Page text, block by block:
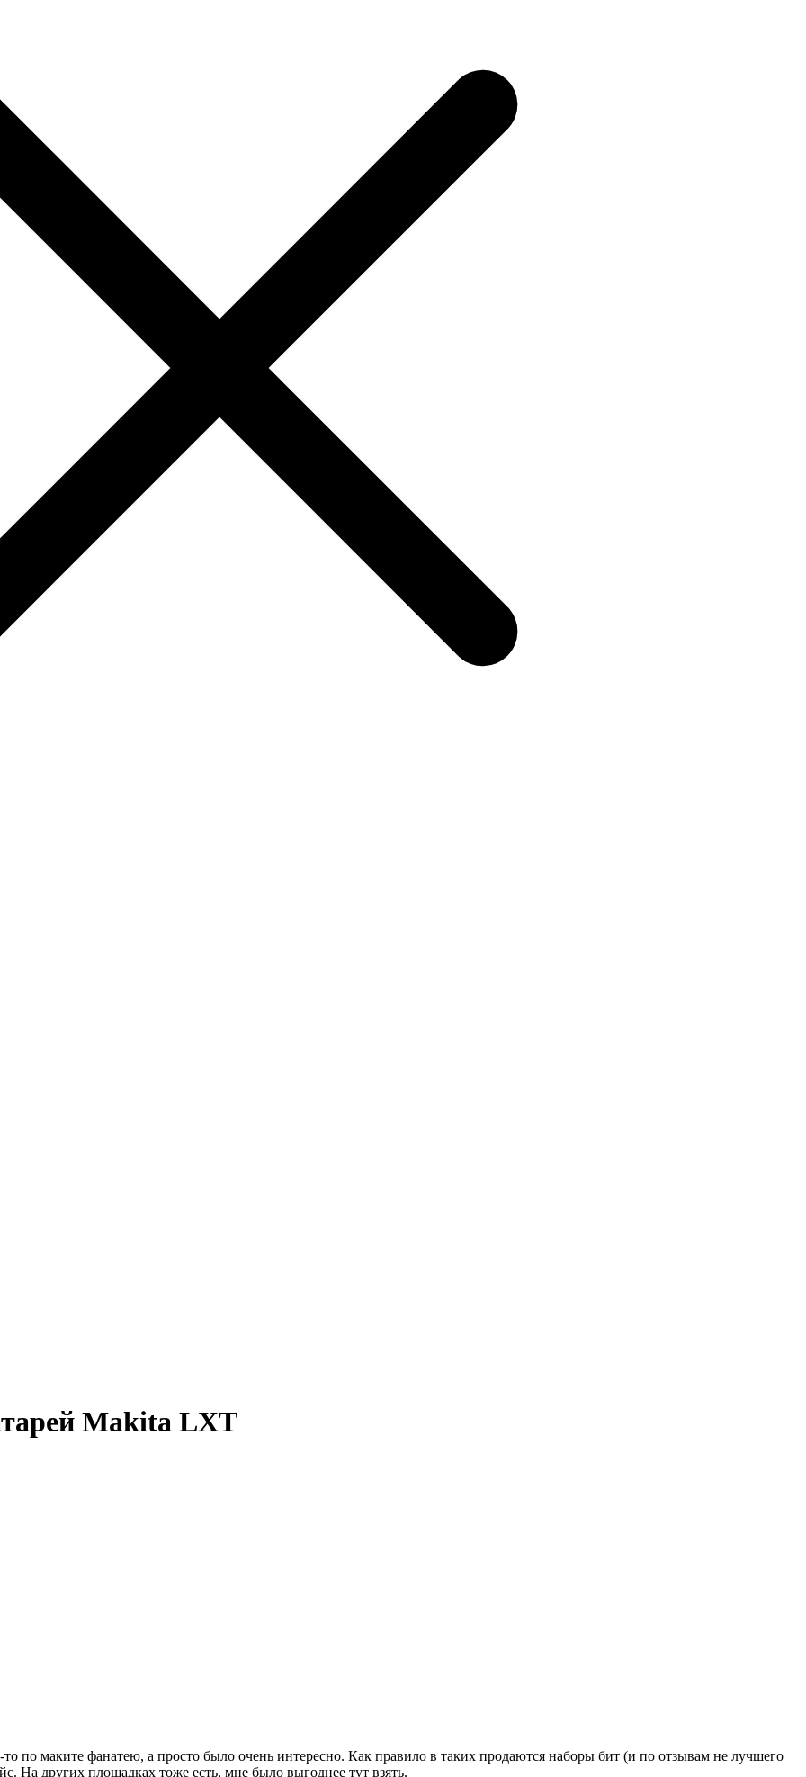
Makita LXT
по маките фанатею, а просто было очень интересно. Как правило в таких продаются наборы бит (и по отзывам не лучшего
На других площадках тоже есть, мне было выгоднее тут взять.